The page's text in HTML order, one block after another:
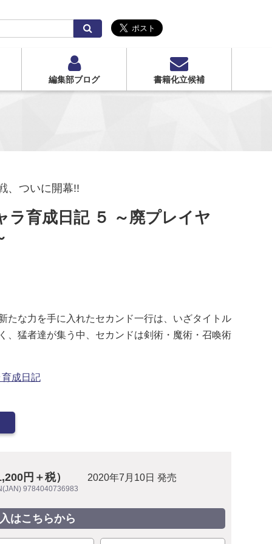
索
編集部ブログ 書籍化立候補
、ついに開幕!!
ラ育成日記 ５ ～廃プレイヤ
たな力を手に入れたセカンド一行は、いざタイトル
、猛者達が集う中、セカンドは剣術・魔術・召喚術
成日記
円＋税） 2020年7月10日 発売
9784040736983
はこちらから